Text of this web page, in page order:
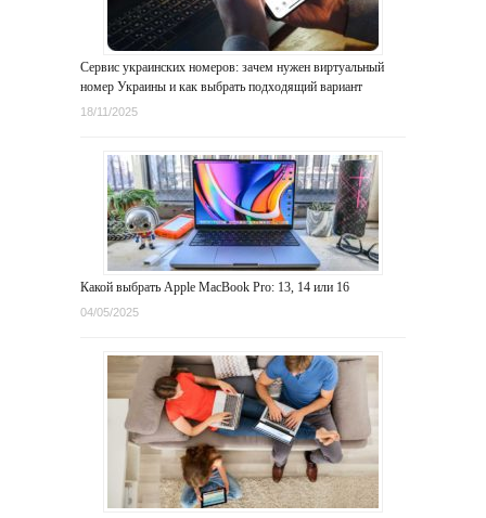
Сервис украинских номеров: зачем нужен виртуальный
номер Украины и как выбрать подходящий вариант
18/11/2025
Какой выбрать Apple MacBook Pro: 13, 14 или 16
04/05/2025